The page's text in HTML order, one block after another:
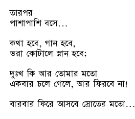
তারপর
পাশাপাশি বসে…
কথা হবে, গান হবে,
ভরা কোটালে স্নান হবে;
দুঃখ কি আর তোমার মতো
একবার চলে গেলে, আর ফিরবে না!
বারবার ফিরে আসবে স্রোতের মতো…